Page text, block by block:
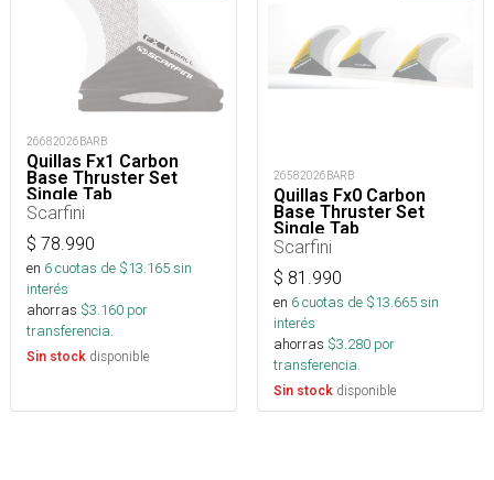
26682026BARB
Quillas Fx1 Carbon
Base Thruster Set
Single Tab
Scarfini
$ 78.990
en 6cuotas de $13.165sin
interés
ahorras $3.160 por
transferencia.
Sin stock disponible
26582026BARB
Quillas Fx0 Carbon
Base Thruster Set
Single Tab
Scarfini
$ 81.990
en 6cuotas de $13.665sin
interés
ahorras $3.280 por
transferencia.
Sin stock disponible